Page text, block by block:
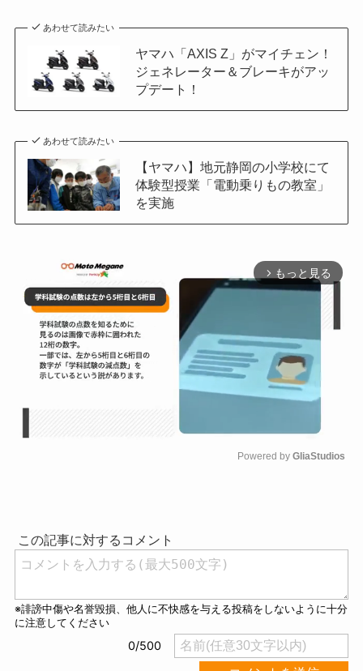
あわせて読みたい
ヤマハ「AXIS Z」がマイチェン！
ジェネレーター＆ブレーキがアッ
プデート！
あわせて読みたい
【ヤマハ】地元静岡の小学校にて
体験型授業「電動乗りもの教室」
を実施
arrow_forward_ios もっと見る
Powered by GliaStudios